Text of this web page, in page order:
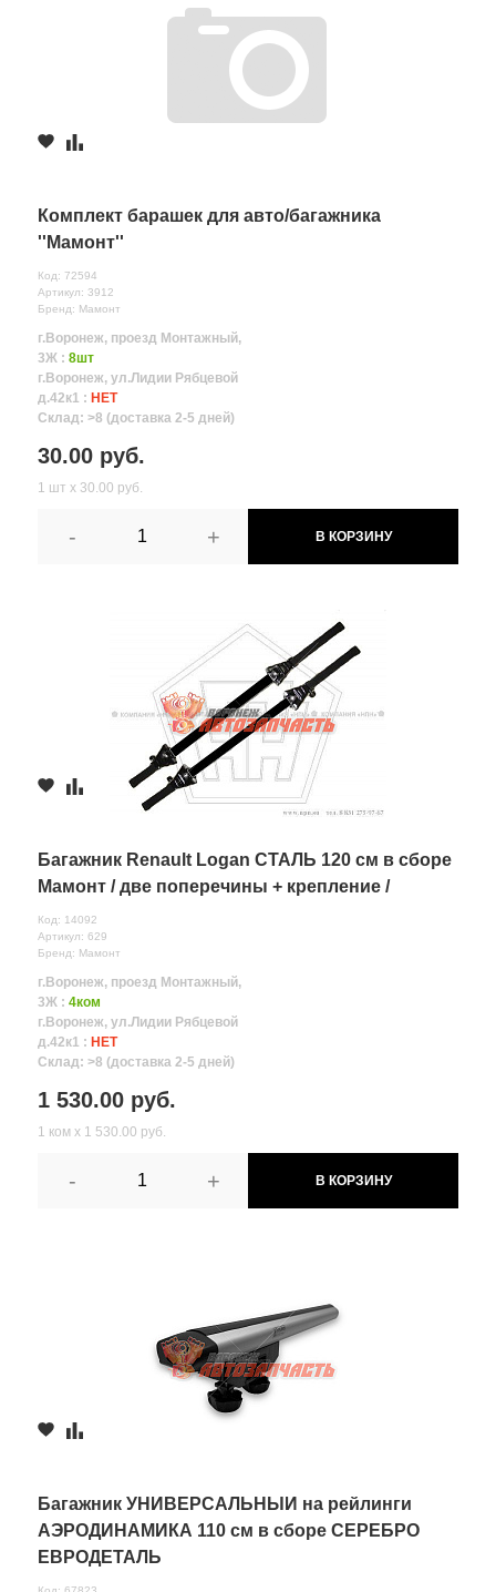
Комплект барашек для авто/багажника
''Мамонт''
Код: 72594
Артикул: 3912
Бренд: Мамонт
г.Воронеж, проезд Монтажный,
3Ж : 8шт
г.Воронеж, ул.Лидии Рябцевой
д.42к1 : НЕТ
Склад: >8 (доставка 2-5 дней)
30.00 руб.
1 шт х 30.00 руб.
- + В КОРЗИНУ
Багажник Renault Logan СТАЛЬ 120 см в сборе
Мамонт / две поперечины + крепление /
Код: 14092
Артикул: 629
Бренд: Мамонт
г.Воронеж, проезд Монтажный,
3Ж : 4ком
г.Воронеж, ул.Лидии Рябцевой
д.42к1 : НЕТ
Склад: >8 (доставка 2-5 дней)
1 530.00 руб.
1 ком х 1 530.00 руб.
- + В КОРЗИНУ
Багажник УНИВЕРСАЛЬНЫЙ на рейлинги
АЭРОДИНАМИКА 110 см в сборе СЕРЕБРО
ЕВРОДЕТАЛЬ